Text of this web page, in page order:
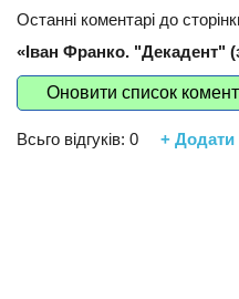
Останні коментарі до
«Іван Франко. "Декадент"
Оновити список
Всьго відгуків: 0 + Додати